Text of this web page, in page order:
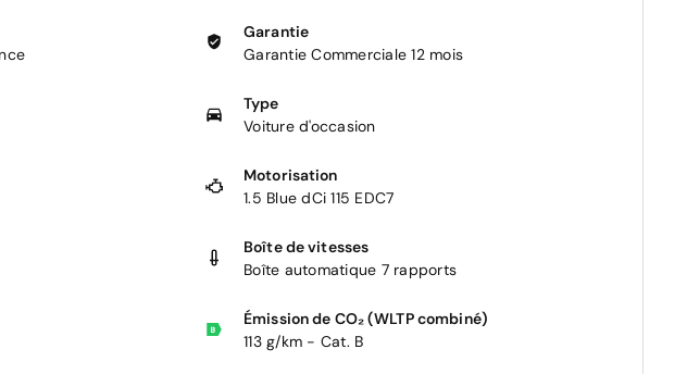
Garantie
Garantie Commerciale 12 mois
Type
Voiture d'occasion
Motorisation
1.5 Blue dCi 115 EDC7
Boîte de vitesses
Boîte automatique 7 rapports
Émission de CO₂ (WLTP combiné)
113 g/km - Cat. B